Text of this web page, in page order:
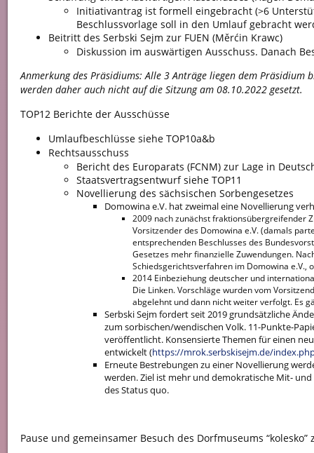
Initiativantrag ist formell eingebracht (>6
Beschlussvorlage soll in den Umlauf gebracht
Beitritt des Serbski Sejm zur FUEN (Měrćin Krawc)
Diskussion im auswärtigen Ausschuss. Danach
Anmerkung des Präsidiums: Alle 3 Anträge liegen dem Präsidium
werden daher auch nicht auf die Sitzung am 08.10.2022 gesetzt.
TOP12 Berichte der Ausschüsse
Umlaufbeschlüsse siehe TOP10a&b
Rechtsausschuss
Bericht des Europarats (FCNM) zur Lage in
Staatsvertragsentwurf siehe TOP11
Novellierung des sächsischen Sorbengesetzes
Domowina e.V. hat zweimal eine Novellierung
2009 nach zunächst fraktionsübergreifender
Vorsitzender des Domowina e.V. (damals
entsprechenden Beschlusses des
Gesetzes mehr finanzielle Zuwendungen.
Schiedsgerichtsverfahren im Domowina e.V.,
2014 Einbeziehung deutscher und
Die Linken. Vorschläge wurden vom
abgelehnt und dann nicht weiter verfolgt. Es
Serbski Sejm fordert seit 2019 grundsätzliche
zum sorbischen/wendischen Volk. 11-Punkte-
veröffentlicht. Konsensierte Themen für einen
entwickelt (https://mrok.serbskisejm.de/
Erneute Bestrebungen zu einer Novellierung
werden. Ziel ist mehr und demokratische Mit-
des Status quo.
Pause und gemeinsamer Besuch des Dorfmuseums